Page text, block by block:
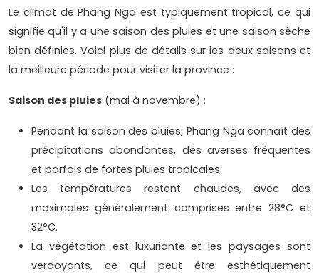
Le climat de Phang Nga est typiquement tropical, ce qui
signifie qu'il y a une saison des pluies et une saison sèche
bien définies. Voici plus de détails sur les deux saisons et
la meilleure période pour visiter la province :
Saison des pluies (mai à novembre) :
Pendant la saison des pluies, Phang Nga connaît des
précipitations abondantes, des averses fréquentes
et parfois de fortes pluies tropicales.
Les températures restent chaudes, avec des
maximales généralement comprises entre 28°C et
32°C.
La végétation est luxuriante et les paysages sont
verdoyants, ce qui peut être esthétiquement